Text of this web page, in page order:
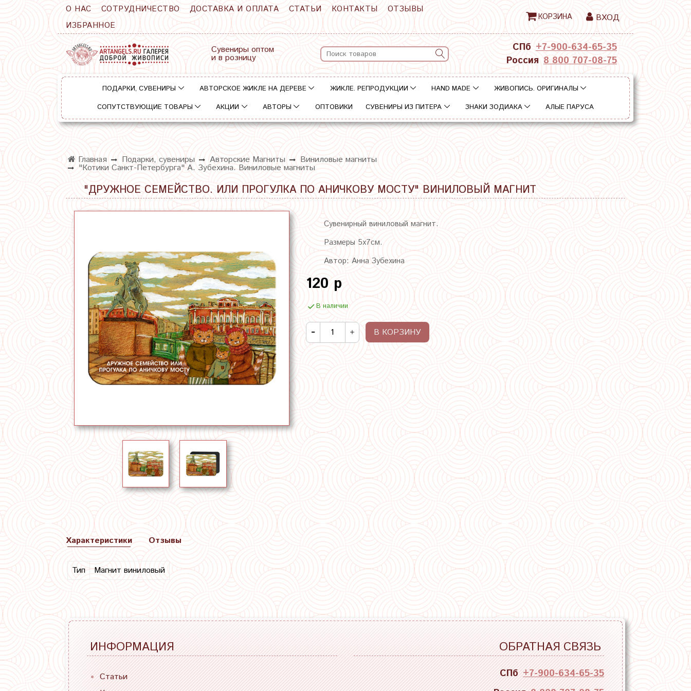
О НАС СОТРУДНИЧЕСТВО ДОСТАВКА И ОПЛАТА СТАТЬИ КОНТАКТЫ
ОТЗЫВЫ
ИЗБРАННОЕ
КОРЗИНА ВХОД
Сувениры оптом
и в розницу
СПб +7-900-634-65-35
Россия 8 800 707-08-75
ПОДАРКИ, СУВЕНИРЫ АВТОРСКОЕ ЖИКЛЕ НА ДЕРЕВЕ ЖИКЛЕ. РЕПРОДУКЦИИ HAND MADE
ЖИВОПИСЬ. ОРИГИНАЛЫ
СОПУТСТВУЮЩИЕ ТОВАРЫ
АКЦИИ АВТОРЫ ОПТОВИКИ СУВЕНИРЫ ИЗ ПИТЕРА ЗНАКИ ЗОДИАКА АЛЫЕ ПАРУСА
Главная Подарки, сувениры Авторские Магниты Виниловые магниты
"Котики Санкт-Петербурга" А. Зубехина. Виниловые магниты
"ДРУЖНОЕ СЕМЕЙСТВО. ИЛИ ПРОГУЛКА ПО АНИЧКОВУ МОСТУ" ВИНИЛОВЫЙ МАГНИТ
Сувенирный виниловый магнит.
Размеры 5х7см.
Автор: Анна Зубехина
120 р
В наличии
В КОРЗИНУ
Характеристики
Тип Магнит виниловый
Отзывы
ИНФОРМАЦИЯ
Статьи
ОБРАТНАЯ СВЯЗЬ
СПб +7-900-634-65-35